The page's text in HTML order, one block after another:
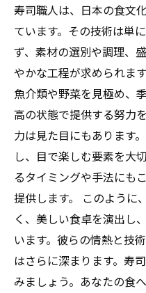
寿司職人は、日本の食文
ています。その技術は単
ず、素材の選別や調理、
やかな工程が求められま
魚介類や野菜を見極め、
高の状態で提供する努力
力は見た目にもあります
し、目で楽しむ要素を大
るタイミングや手法にも
提供します。 このように
く、美しい食卓を演出し
います。彼らの情熱と技
はさらに深まります。寿
みましょう。あなたの食